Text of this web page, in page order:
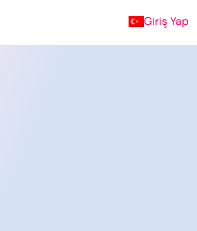
Giriş Yap